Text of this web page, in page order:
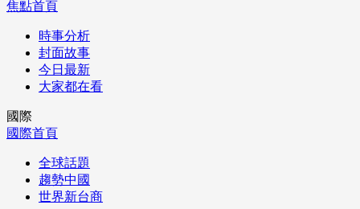
焦點首頁
時事分析
封面故事
今日最新
大家都在看
國際
國際首頁
全球話題
趨勢中國
世界新台商